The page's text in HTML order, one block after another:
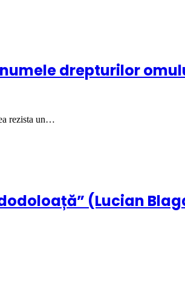
drepturilor
rezista un…
dodoloață” (Lucian